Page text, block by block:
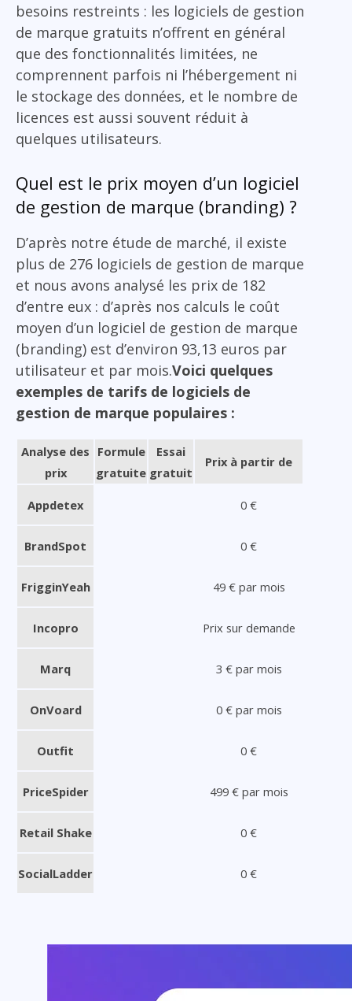
besoins restreints : les logiciels de gestion
de marque gratuits n’offrent en général
que des fonctionnalités limitées, ne
comprennent parfois ni l’hébergement ni
le stockage des données, et le nombre de
licences est aussi souvent réduit à
quelques utilisateurs.
Quel est le prix moyen d’un logiciel
de gestion de marque (branding) ?
D’après notre étude de marché, il existe
plus de 276 logiciels de gestion de marque
et nous avons analysé les prix de 182
d’entre eux : d’après nos calculs le coût
moyen d’un logiciel de gestion de marque
(branding) est d’environ 93,13 euros par
utilisateur et par mois.Voici quelques
exemples de tarifs de logiciels de
gestion de marque populaires :
Analyse des
prix
Formule
gratuite
Essai
gratuit
Prix à partir de
Appdetex 0 €
BrandSpot 0 €
FrigginYeah 49 € par mois
Incopro Prix sur demande
Marq 3 € par mois
OnVoard 0 € par mois
Outfit 0 €
PriceSpider 499 € par mois
Retail Shake 0 €
SocialLadder 0 €